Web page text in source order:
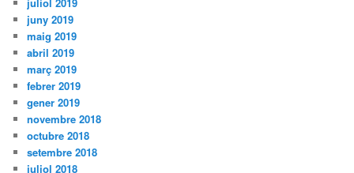
juny 2019
maig 2019
abril 2019
març 2019
febrer 2019
gener 2019
novembre 2018
octubre 2018
setembre 2018
juliol 2018